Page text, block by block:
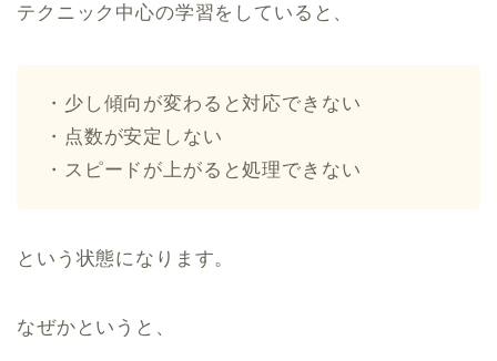
テクニック中心の学習をしていると、
・少し傾向が変わると対応できない
・点数が安定しない
・スピードが上がると処理できない
という状態になります。
なぜかというと、